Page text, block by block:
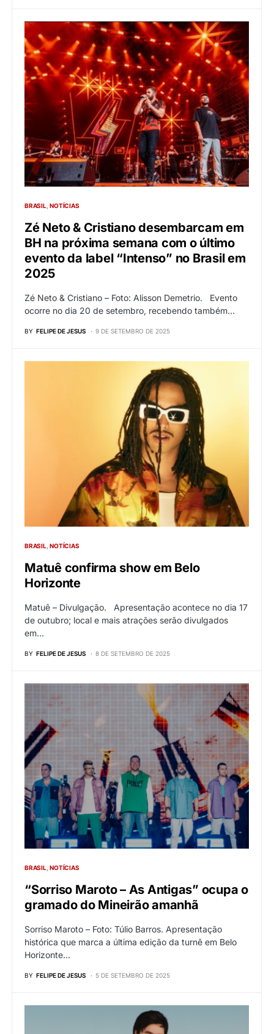
BRASIL NOTÍCIAS
Zé Neto & Cristiano desembarcam em
BH na próxima semana com o último
evento da label “Intenso” no Brasil em
2025
Zé Neto & Cristiano – Foto: Alisson Demetrio. Evento
ocorre no dia 20 de setembro, recebendo também…
BY FELIPE DE JESUS 9 DE SETEMBRO DE 2025
BRASIL NOTÍCIAS
Matuê confirma show em Belo
Horizonte
Matuê – Divulgação. Apresentação acontece no dia 17
de outubro; local e mais atrações serão divulgados
em…
BY FELIPE DE JESUS 8 DE SETEMBRO DE 2025
BRASIL NOTÍCIAS
“Sorriso Maroto – As Antigas” ocupa o
gramado do Mineirão amanhã
Sorriso Maroto – Foto: Túlio Barros. Apresentação
histórica que marca a última edição da turnê em Belo
Horizonte…
BY FELIPE DE JESUS 5 DE SETEMBRO DE 2025